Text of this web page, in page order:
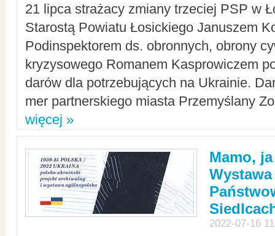
21 lipca strażacy zmiany trzeciej PSP w
Starostą Powiatu Łosickiego Januszem
Podinspektorem ds. obronnych, obrony
kryzysowego Romanem Kasprowiczem
darów dla potrzebujących na Ukrainie.
mer partnerskiego miasta Przemyślany
więcej »
Mamo,
2022-07-16